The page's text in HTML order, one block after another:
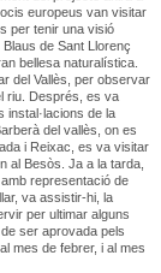
europeus van visitar
per tenir una visió
de Sant Llorenç
bellesa naturalística.
del Vallès, per observar
riu. Després, es va
instal·lacions de la
del vallès, on es
i Reixac, es va visitar
al Besòs. Ja a la tarda,
representació de
va assistir-hi, la
per ultimar alguns
ser aprovada pels
mes de febrer, i al mes